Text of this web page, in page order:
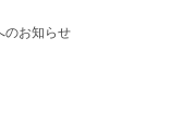
のお知らせ